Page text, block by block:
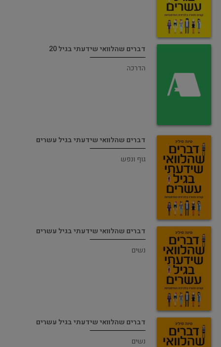
דברים שהלוואי שידעתי בגיל 20
הדרכה
דברים שהלוואי שידעתי בגיל עשרים
גוף ונפש
דברים שהלוואי שידעתי בגיל עשרים
נשים
דברים שהלוואי שידעתי בגיל עשרים
נשים